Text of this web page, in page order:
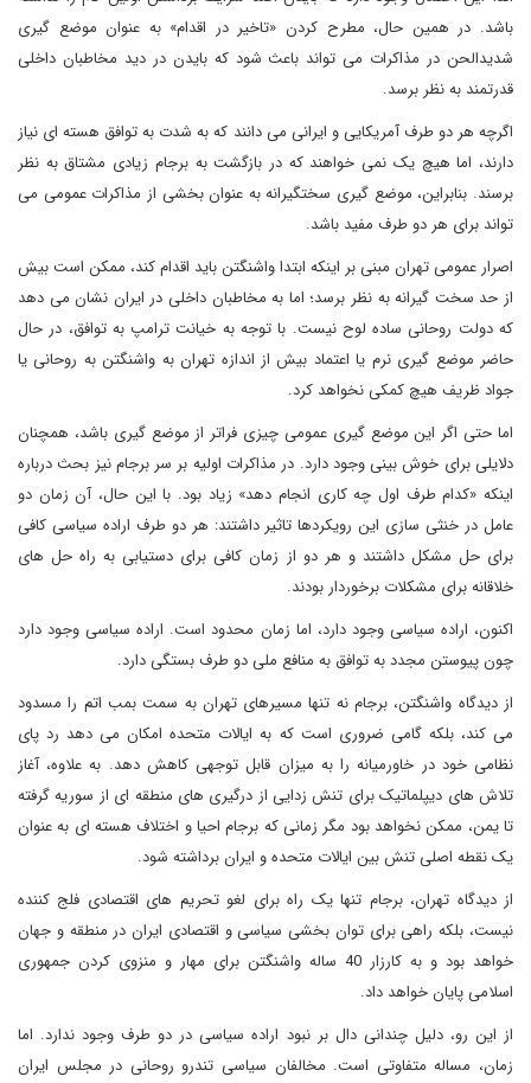
باشد. در همین حال، مطرح کردن «تاخیر در اقدام» به عنوان موضع گیری
شدیدالحن در مذاکرات می تواند باعث شود که بایدن در دید مخاطبان داخلی
قدرتمند به نظر برسد.
اگرچه هر دو طرف آمریکایی و ایرانی می دانند که به شدت به توافق هسته ای نیاز
دارند، اما هیچ یک نمی خواهند که در بازگشت به برجام زیادی مشتاق به نظر
برسند. بنابراین، موضع گیری سختگیرانه به عنوان بخشی از مذاکرات عمومی می
تواند برای هر دو طرف مفید باشد.
اصرار عمومی تهران مبنی بر اینکه ابتدا واشنگتن باید اقدام کند، ممکن است بیش
از حد سخت گیرانه به نظر برسد؛ اما به مخاطبان داخلی در ایران نشان می دهد
که دولت روحانی ساده لوح نیست. با توجه به خیانت ترامپ به توافق، در حال
حاضر موضع گیری نرم یا اعتماد بیش از اندازه تهران به واشنگتن به روحانی یا
جواد ظریف هیچ کمکی نخواهد کرد.
اما حتی اگر این موضع گیری عمومی چیزی فراتر از موضع گیری باشد، همچنان
دلایلی برای خوش بینی وجود دارد. در مذاکرات اولیه بر سر برجام نیز بحث درباره
اینکه «کدام طرف اول چه کاری انجام دهد» زیاد بود. با این حال، آن زمان دو
عامل در خنثی سازی این رویکردها تاثیر داشتند: هر دو طرف اراده سیاسی کافی
برای حل مشکل داشتند و هر دو از زمان کافی برای دستیابی به راه حل های
خلاقانه برای مشکلات برخوردار بودند.
اکنون، اراده سیاسی وجود دارد، اما زمان محدود است. اراده سیاسی وجود دارد
چون پیوستن مجدد به توافق به منافع ملی دو طرف بستگی دارد.
از دیدگاه واشنگتن، برجام نه تنها مسیرهای تهران به سمت بمب اتم را مسدود
می کند، بلکه گامی ضروری است که به ایالات متحده امکان می دهد رد پای
نظامی خود در خاورمیانه را به میزان قابل توجهی کاهش دهد. به علاوه، آغاز
تلاش های دیپلماتیک برای تنش زدایی از درگیری های منطقه ای از سوریه گرفته
تا یمن، ممکن نخواهد بود مگر زمانی که برجام احیا و اختلاف هسته ای به عنوان
یک نقطه اصلی تنش بین ایالات متحده و ایران برداشته شود.
از دیدگاه تهران، برجام تنها یک راه برای لغو تحریم های اقتصادی فلج کننده
نیست، بلکه راهی برای توان بخشی سیاسی و اقتصادی ایران در منطقه و جهان
خواهد بود و به کارزار 40 ساله واشنگتن برای مهار و منزوی کردن جمهوری
اسلامی پایان خواهد داد.
از این رو، دلیل چندانی دال بر نبود اراده سیاسی در دو طرف وجود ندارد. اما
زمان، مساله متفاوتی است. مخالفان سیاسی تندرو روحانی در مجلس ایران